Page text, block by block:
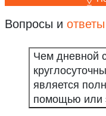
Вопросы и ответы
Чем дневной
является
помощью или